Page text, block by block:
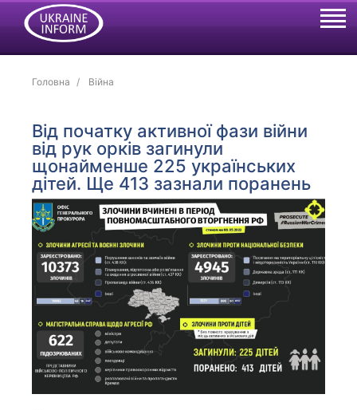
Головна Війна
Від початку активної фази війни
від рук орків загинули
щонайменше 225 українських
дітей. Ще 413 зазнали поранень